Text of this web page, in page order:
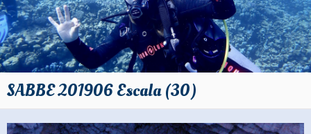
Activités
Le Club
Documents
Vidéos
SABBE 201906 Escala (30)